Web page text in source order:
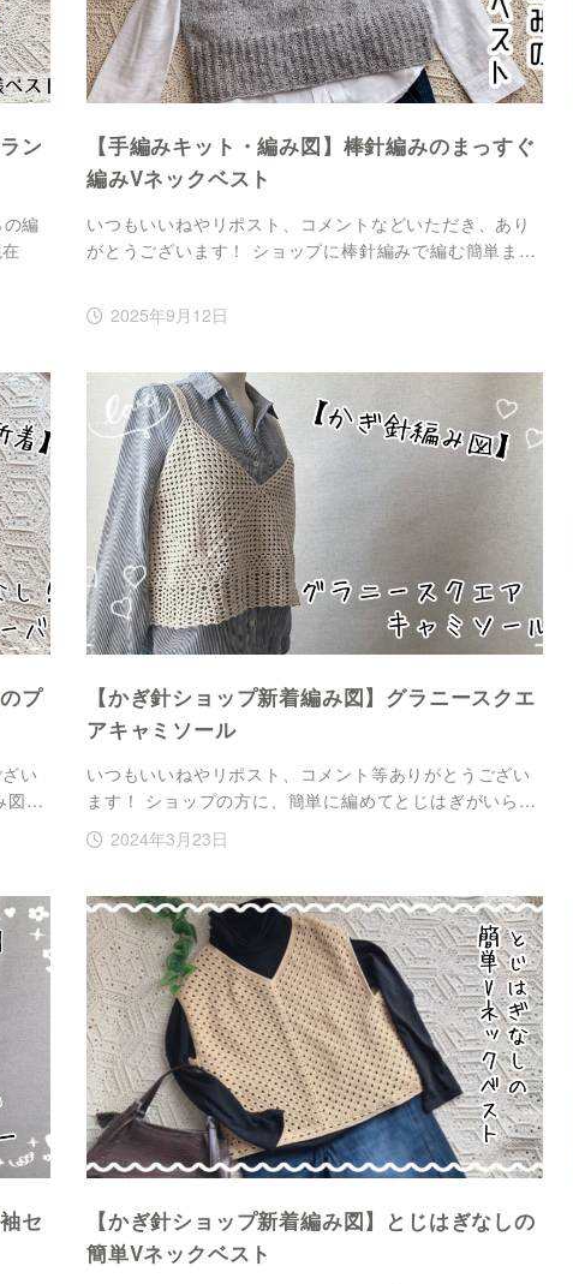
ン
編
【手編みキット・編み図】棒針編みのまっすぐ
編みVネックベスト
いつもいいねやリポスト、コメントなどいただき、あり
がとうございます！ ショップに棒針編みで編む簡単ま…
2025年9月12日
プ
い
図…
【かぎ針ショップ新着編み図】グラニースクエ
アキャミソール
いつもいいねやリポスト、コメント等ありがとうござい
ます！ ショップの方に、簡単に編めてとじはぎがいら…
2024年3月23日
セ
【かぎ針ショップ新着編み図】とじはぎなしの
簡単Vネックベスト